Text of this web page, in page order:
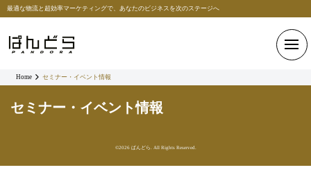
最適な物流と超効率マーケティングで、あなたのビジネスを次のステージへ
Home セミナー・イベント情報
セミナー・イベント情報
©2026 ぱんどら. All Rights Reserved.